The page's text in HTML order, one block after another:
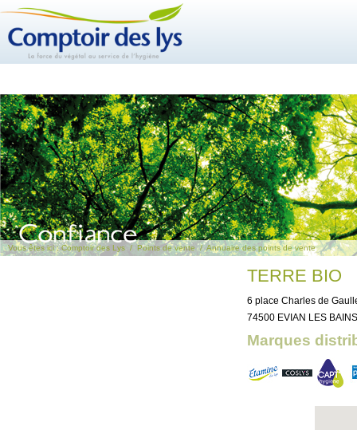
Vous êtes ici : Comptoir des Lys /Points de vente /Annuaire des points de vente
TERRE BIO
6 place Charles de
74500 EVIAN LES BAINS
Marques